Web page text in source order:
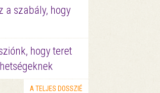
a szabály, hogy
hogy teret
A TELJES DOSSZIÉ